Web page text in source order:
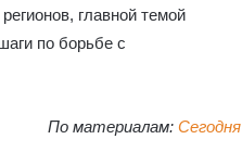
главной темой
по борьбе с
По материалам: Сегодня
заявив, що Україна ніколи
у НАТО: що він мав на
щодо перемир’я: подробиці